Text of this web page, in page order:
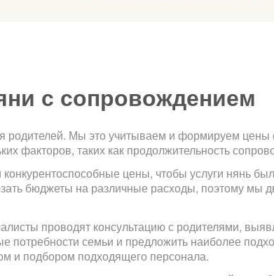
с сопровождением
родителей. Мы это учитываем и формируем
факторов, таких как продолжительность
цены, чтобы услуги нянь
бюджеты на различные расходы, поэтому мы
проводят консультацию с родителями,
потребности семьи и предложить наиболее
и подбором подходящего персонала.